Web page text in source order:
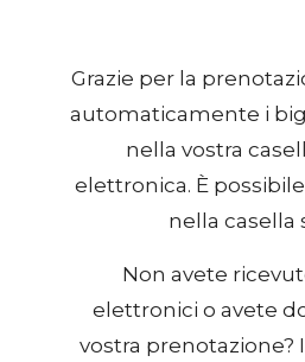
Grazie per la
automaticamente i
nella vostra
elettronica. È
nella casella
Non avete
elettronici o avete
vostra prenotazione?